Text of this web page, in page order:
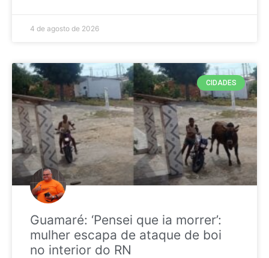
4 de agosto de 2026
CIDADES
Guamaré: ‘Pensei que ia morrer’:
mulher escapa de ataque de boi
no interior do RN